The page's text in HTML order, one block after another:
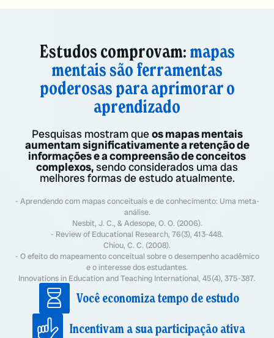
Estudos comprovam: mapas
mentais são ferramentas
poderosas para aprimorar o
aprendizado
Pesquisas mostram queos mapas mentais
aumentam significativamente a retenção de
informações e a compreensão de conceitos
complexos,sendo considerados uma das
melhores formas de estudo atualmente.
- Aprendendo com mapas conceituais e de conhecimento: Uma meta-
análise.
Nesbit, J. C., & Adesope, O. O. (2006).
- Review of Educational Research, 76(3), 413-448.
Chiou, C. C. (2008).
- O efeito do mapeamento conceitual sobre o desempenho acadêmico
e o interesse dos estudantes.
Innovations in Education and Teaching International, 45(4), 375-387.
Você economiza tempo de estudo
Incentivam a sua participação ativa